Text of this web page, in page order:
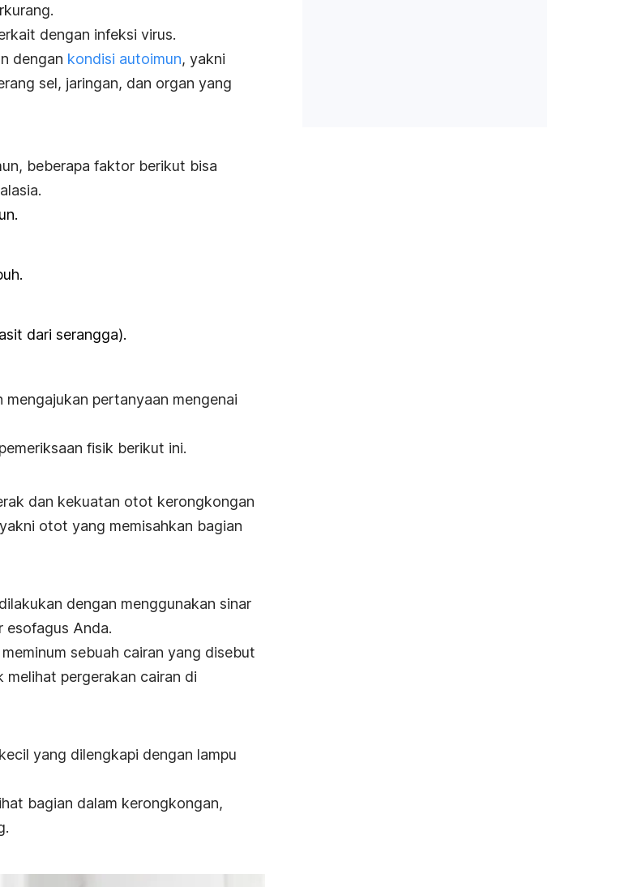
dengan infeksi virus.
dengan kondisi autoimun, yakni
sel, jaringan, dan organ yang
beberapa faktor berikut bisa
.
dari serangga).
pertanyaan mengenai
fisik berikut ini.
dan kekuatan otot kerongkongan
otot yang memisahkan bagian
dengan menggunakan sinar
esofagus Anda.
sebuah cairan yang disebut
pergerakan cairan di
yang dilengkapi dengan lampu
bagian dalam kerongkongan,